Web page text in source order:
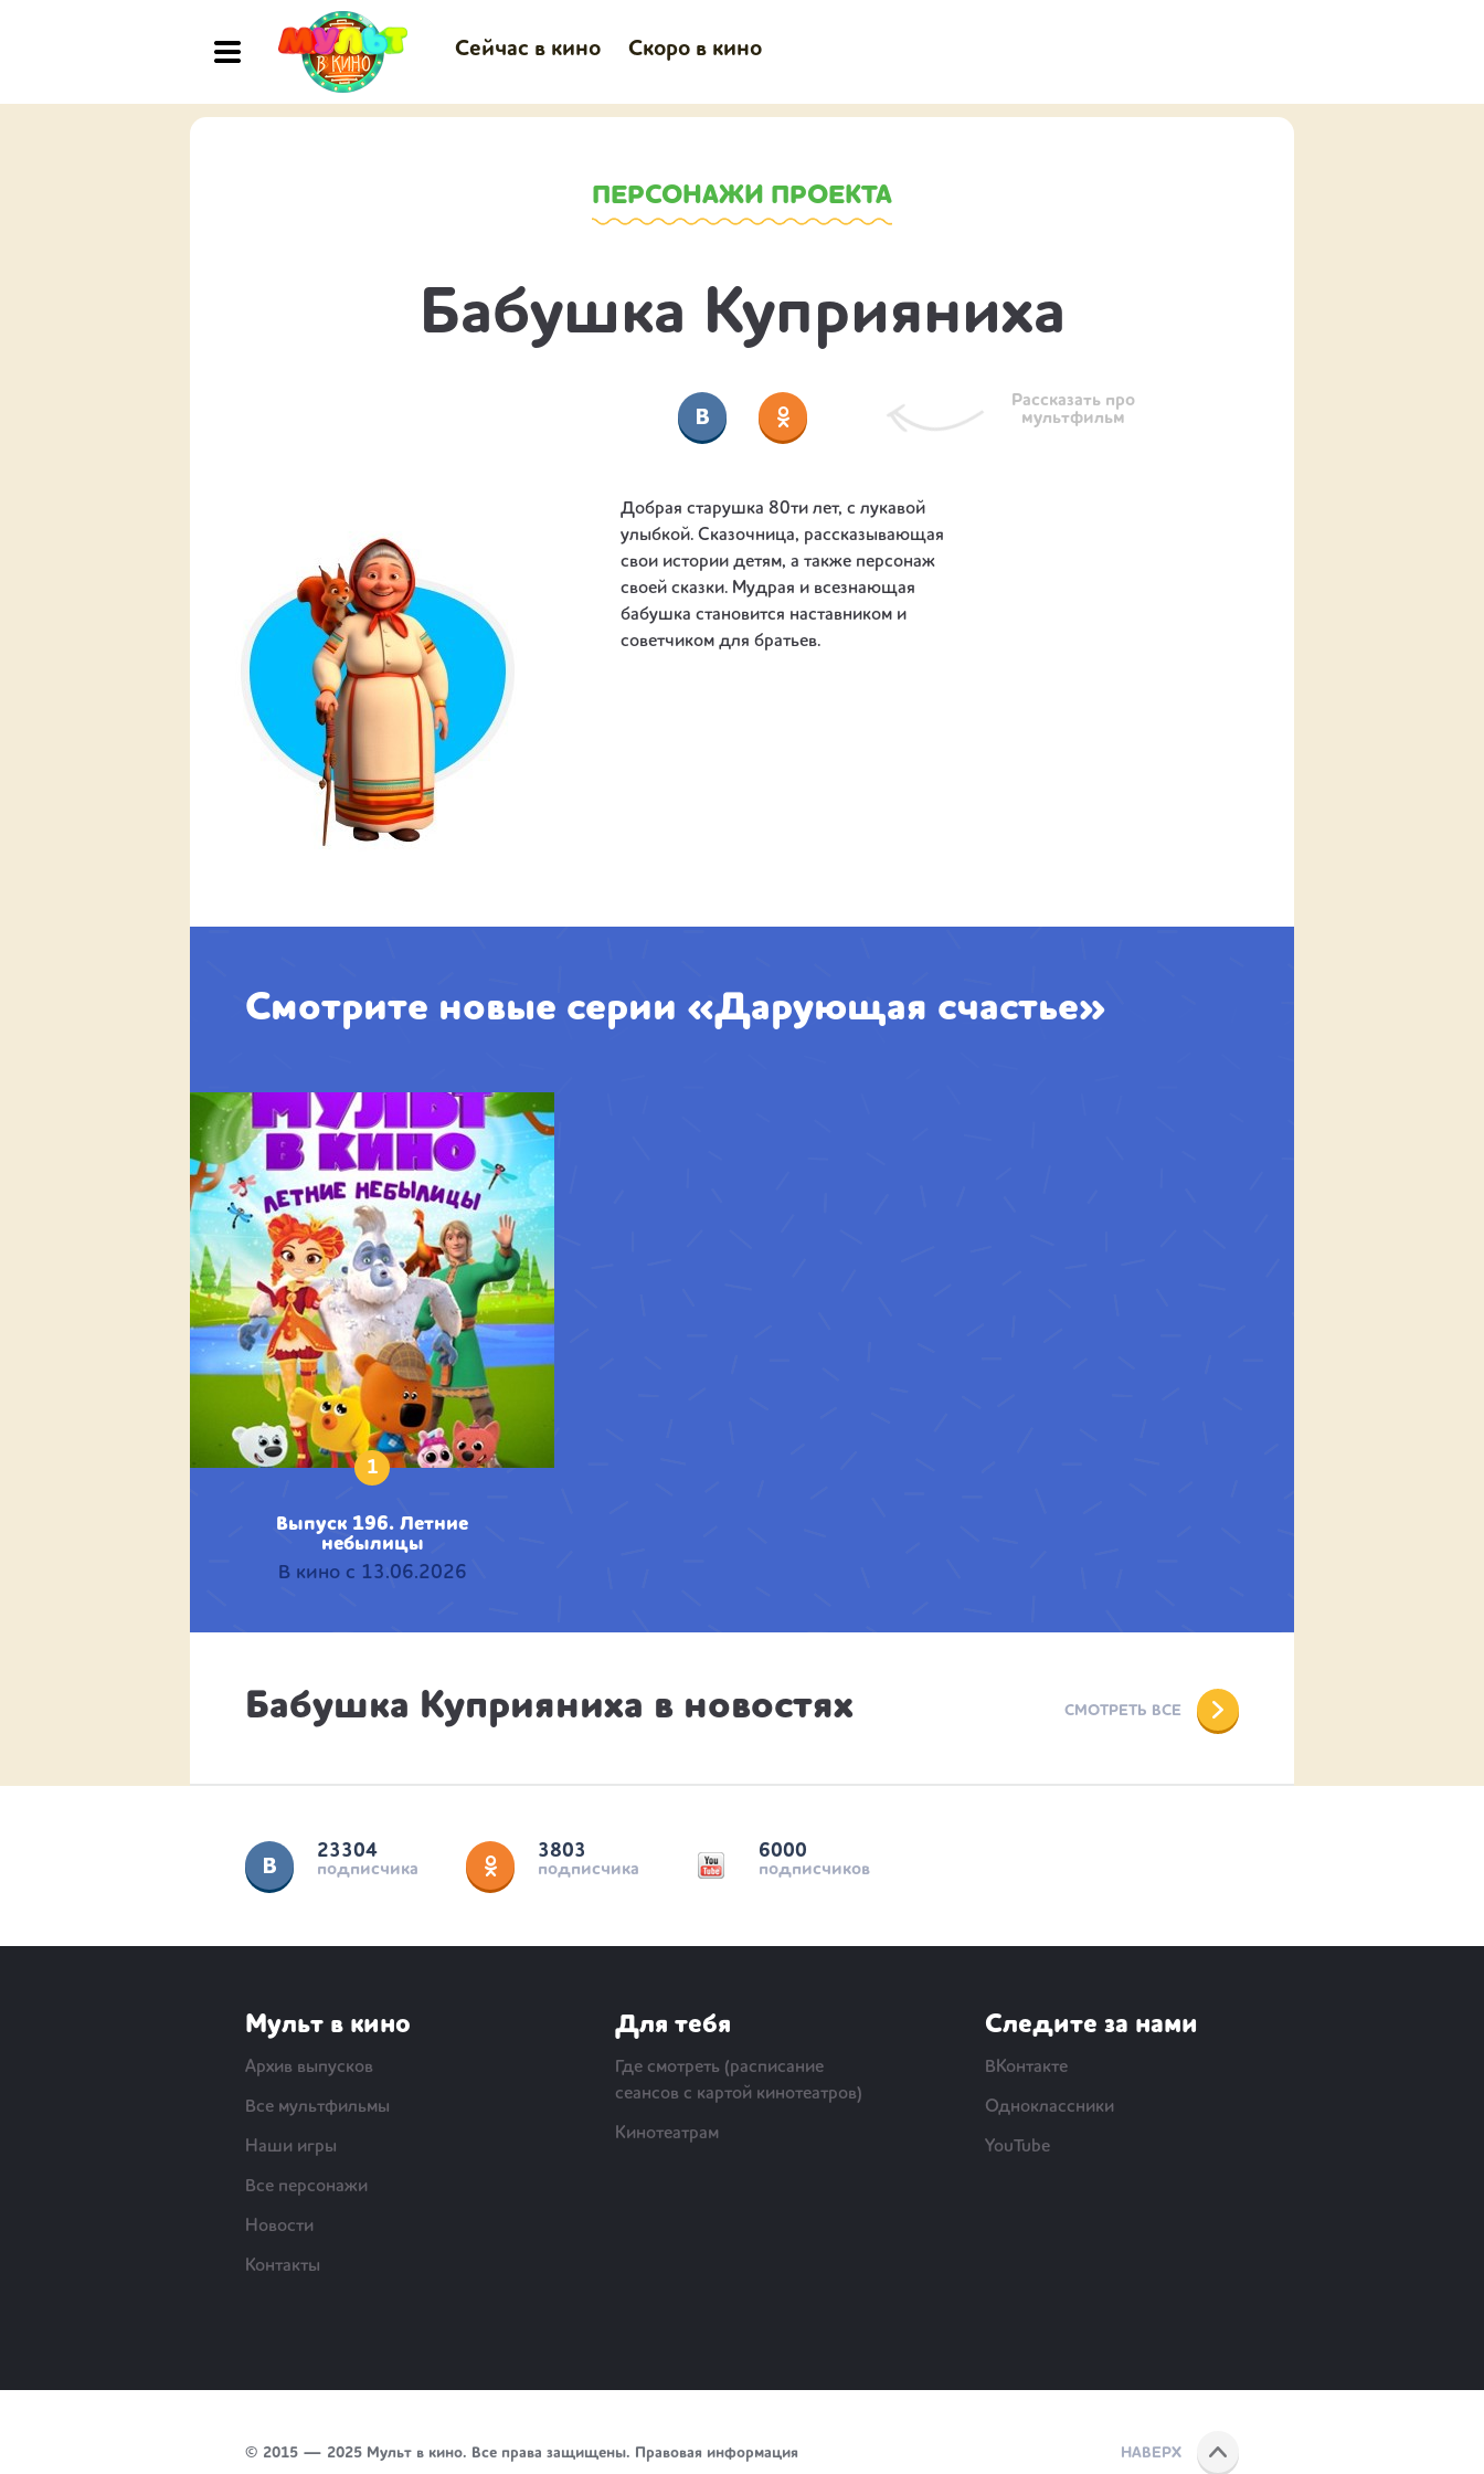
Сейчас в кино Скоро в кино
ПЕРСОНАЖИ ПРОЕКТА
Бабушка Куприяниха
Рассказать про
мультфильм
Добрая старушка 80ти лет, с лукавой
улыбкой. Сказочница, рассказывающая
свои истории детям, а также персонаж
своей сказки. Мудрая и всезнающая
бабушка становится наставником и
советчиком для братьев.
Смотрите новые серии «Дарующая счастье»
1
Выпуск 196. Летние
небылицы
В кино с 13.06.2026
Бабушка Куприяниха в новостях СМОТРЕТЬ ВСЕ
23304
подписчика
3803
подписчика
6000
подписчиков
Мульт в кино
Архив выпусков
Все мультфильмы
Наши игры
Все персонажи
Новости
Контакты
Для тебя
Где смотреть (расписание
сеансов с картой кинотеатров)
Кинотеатрам
Следите за нами
ВКонтакте
Одноклассники
YouTube
© 2015 — 2025 Мульт в кино. Все права защищены. Правовая информация НАВЕРХ